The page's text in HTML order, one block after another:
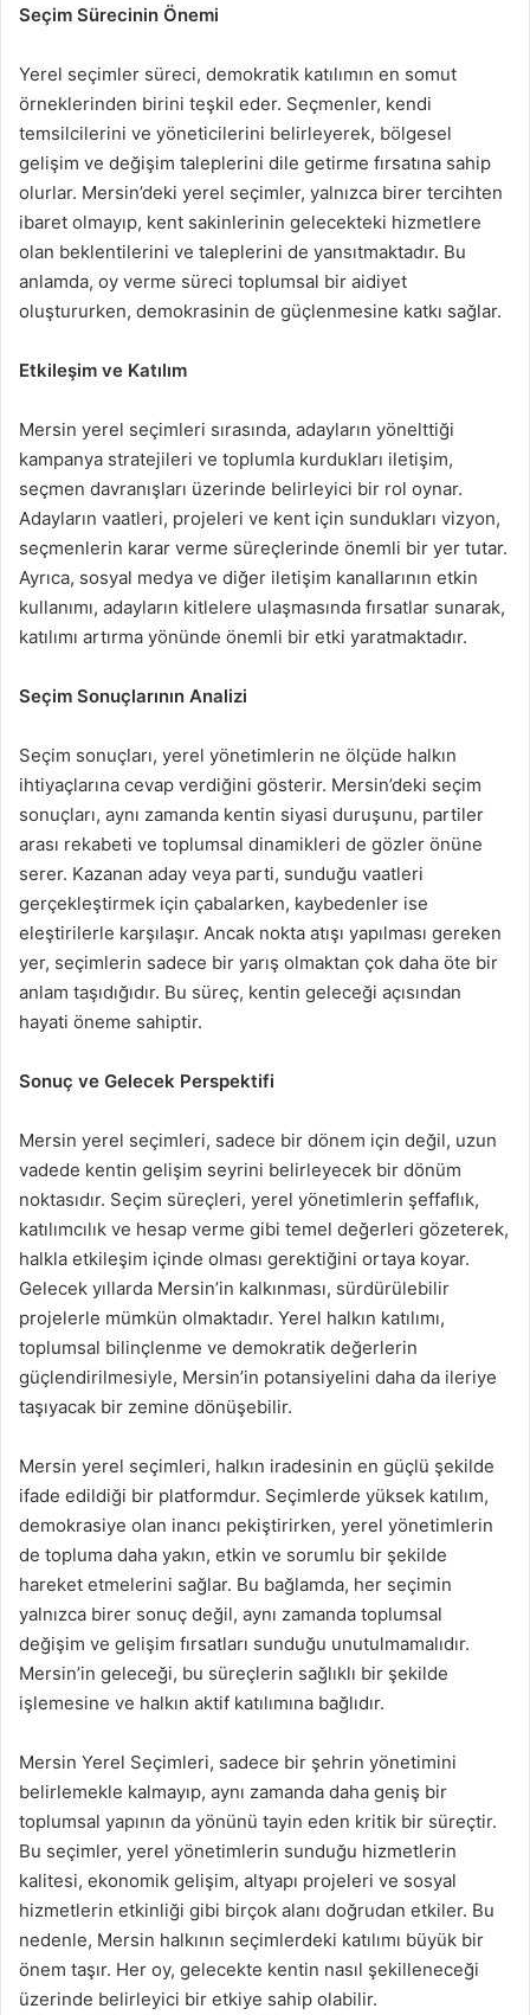
Seçim Sürecinin Önemi
Yerel seçimler süreci, demokratik katılımın en somut
örneklerinden birini teşkil eder. Seçmenler, kendi
temsilcilerini ve yöneticilerini belirleyerek, bölgesel
gelişim ve değişim taleplerini dile getirme fırsatına sahip
olurlar. Mersin’deki yerel seçimler, yalnızca birer tercihten
ibaret olmayıp, kent sakinlerinin gelecekteki hizmetlere
olan beklentilerini ve taleplerini de yansıtmaktadır. Bu
anlamda, oy verme süreci toplumsal bir aidiyet
oluştururken, demokrasinin de güçlenmesine katkı sağlar.
Etkileşim ve Katılım
Mersin yerel seçimleri sırasında, adayların yönelttiği
kampanya stratejileri ve toplumla kurdukları iletişim,
seçmen davranışları üzerinde belirleyici bir rol oynar.
Adayların vaatleri, projeleri ve kent için sundukları vizyon,
seçmenlerin karar verme süreçlerinde önemli bir yer tutar.
Ayrıca, sosyal medya ve diğer iletişim kanallarının etkin
kullanımı, adayların kitlelere ulaşmasında fırsatlar sunarak,
katılımı artırma yönünde önemli bir etki yaratmaktadır.
Seçim Sonuçlarının Analizi
Seçim sonuçları, yerel yönetimlerin ne ölçüde halkın
ihtiyaçlarına cevap verdiğini gösterir. Mersin’deki seçim
sonuçları, aynı zamanda kentin siyasi duruşunu, partiler
arası rekabeti ve toplumsal dinamikleri de gözler önüne
serer. Kazanan aday veya parti, sunduğu vaatleri
gerçekleştirmek için çabalarken, kaybedenler ise
eleştirilerle karşılaşır. Ancak nokta atışı yapılması gereken
yer, seçimlerin sadece bir yarış olmaktan çok daha öte bir
anlam taşıdığıdır. Bu süreç, kentin geleceği açısından
hayati öneme sahiptir.
Sonuç ve Gelecek Perspektifi
Mersin yerel seçimleri, sadece bir dönem için değil, uzun
vadede kentin gelişim seyrini belirleyecek bir dönüm
noktasıdır. Seçim süreçleri, yerel yönetimlerin şeffaflık,
katılımcılık ve hesap verme gibi temel değerleri gözeterek,
halkla etkileşim içinde olması gerektiğini ortaya koyar.
Gelecek yıllarda Mersin’in kalkınması, sürdürülebilir
projelerle mümkün olmaktadır. Yerel halkın katılımı,
toplumsal bilinçlenme ve demokratik değerlerin
güçlendirilmesiyle, Mersin’in potansiyelini daha da ileriye
taşıyacak bir zemine dönüşebilir.
Mersin yerel seçimleri, halkın iradesinin en güçlü şekilde
ifade edildiği bir platformdur. Seçimlerde yüksek katılım,
demokrasiye olan inancı pekiştirirken, yerel yönetimlerin
de topluma daha yakın, etkin ve sorumlu bir şekilde
hareket etmelerini sağlar. Bu bağlamda, her seçimin
yalnızca birer sonuç değil, aynı zamanda toplumsal
değişim ve gelişim fırsatları sunduğu unutulmamalıdır.
Mersin’in geleceği, bu süreçlerin sağlıklı bir şekilde
işlemesine ve halkın aktif katılımına bağlıdır.
Mersin Yerel Seçimleri, sadece bir şehrin yönetimini
belirlemekle kalmayıp, aynı zamanda daha geniş bir
toplumsal yapının da yönünü tayin eden kritik bir süreçtir.
Bu seçimler, yerel yönetimlerin sunduğu hizmetlerin
kalitesi, ekonomik gelişim, altyapı projeleri ve sosyal
hizmetlerin etkinliği gibi birçok alanı doğrudan etkiler. Bu
nedenle, Mersin halkının seçimlerdeki katılımı büyük bir
önem taşır. Her oy, gelecekte kentin nasıl şekilleneceği
üzerinde belirleyici bir etkiye sahip olabilir.